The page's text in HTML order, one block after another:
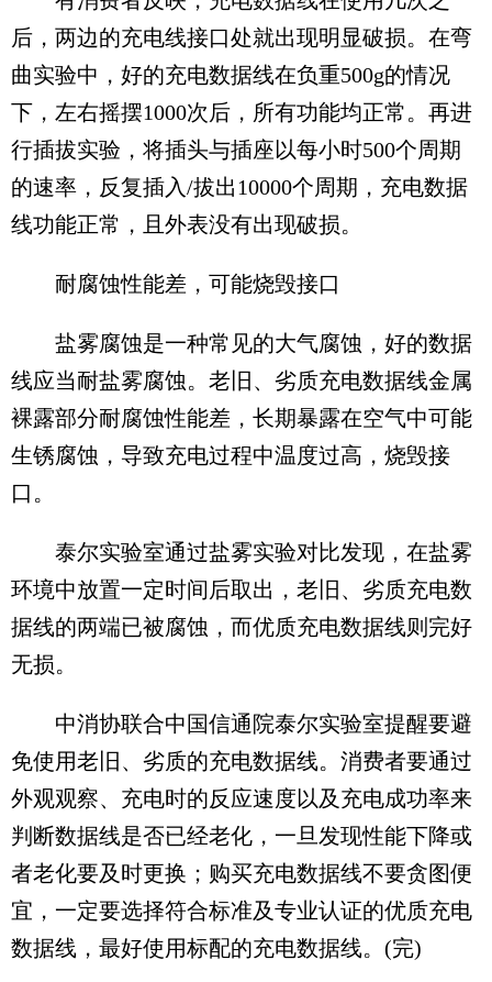
后，两边的充电线接口处就出现明显破损。在弯
曲实验中，好的充电数据线在负重500g的情况
下，左右摇摆1000次后，所有功能均正常。再进
行插拔实验，将插头与插座以每小时500个周期
的速率，反复插入/拔出10000个周期，充电数据
线功能正常，且外表没有出现破损。
耐腐蚀性能差，可能烧毁接口
盐雾腐蚀是一种常见的大气腐蚀，好的数据
线应当耐盐雾腐蚀。老旧、劣质充电数据线金属
裸露部分耐腐蚀性能差，长期暴露在空气中可能
生锈腐蚀，导致充电过程中温度过高，烧毁接
口。
泰尔实验室通过盐雾实验对比发现，在盐雾
环境中放置一定时间后取出，老旧、劣质充电数
据线的两端已被腐蚀，而优质充电数据线则完好
无损。
中消协联合中国信通院泰尔实验室提醒要避
免使用老旧、劣质的充电数据线。消费者要通过
外观观察、充电时的反应速度以及充电成功率来
判断数据线是否已经老化，一旦发现性能下降或
者老化要及时更换；购买充电数据线不要贪图便
宜，一定要选择符合标准及专业认证的优质充电
数据线，最好使用标配的充电数据线。(完)